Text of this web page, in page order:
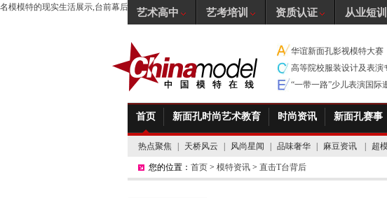
名模模特的现实生活展示,台前幕后精彩故事
华谊新面孔影视模特大赛
高等院校服装设计及表演
“一带一路”少儿表演国际
首页 新面孔时尚艺术教育 时尚资讯 新面孔赛事
热点聚焦 天桥风云 风尚星闻 品味奢华 麻豆资讯 超
您的位置： 首页 > 模特资讯 > 直击T台背后
艺术高中 艺考培训 资质认证 从业短训